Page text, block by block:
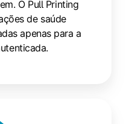
O Pull Printing
de saúde
apenas para a